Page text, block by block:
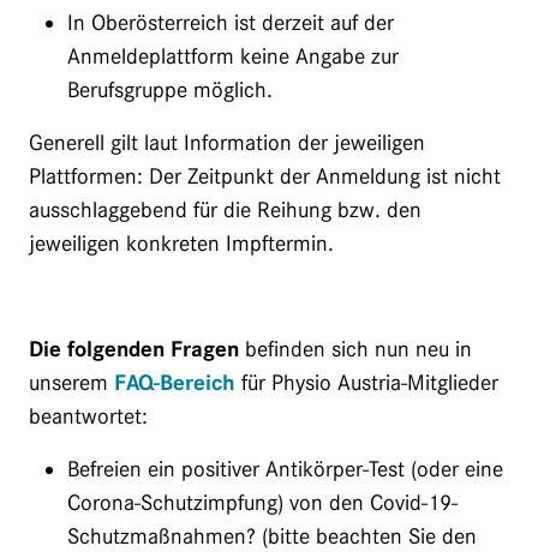
In Oberösterreich ist derzeit auf der
Anmeldeplattform keine Angabe zur
Berufsgruppe möglich.
Generell gilt laut Information der jeweiligen
Plattformen: Der Zeitpunkt der Anmeldung ist nicht
ausschlaggebend für die Reihung bzw. den
jeweiligen konkreten Impftermin.
Die folgenden Fragen befinden sich nun neu in
unserem FAQ-Bereich für Physio Austria-Mitglieder
beantwortet:
Befreien ein positiver Antikörper-Test (oder eine
Corona-Schutzimpfung) von den Covid-19-
Schutzmaßnahmen? (bitte beachten Sie den